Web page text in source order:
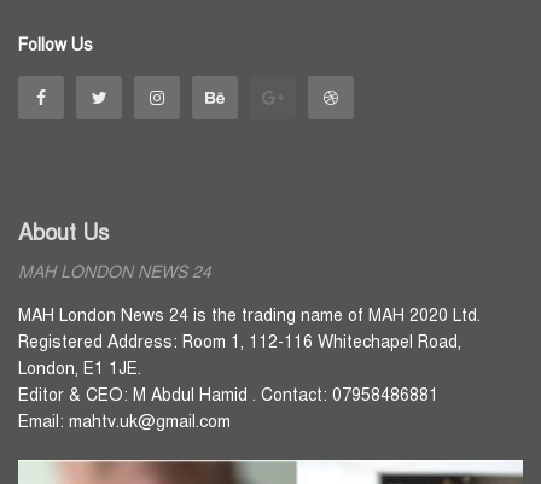
Follow Us
About Us
MAH LONDON NEWS 24
MAH London News 24 is the trading name of MAH 2020 Ltd.
Registered Address: Room 1, 112-116 Whitechapel Road,
London, E1 1JE.
Editor & CEO: M Abdul Hamid . Contact: 07958486881
Email: mahtv.uk@gmail.com